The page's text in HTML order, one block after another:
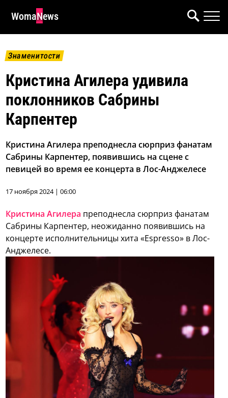
WomaNews
Знаменитости
Кристина Агилера удивила
поклонников Сабрины
Карпентер
Кристина Агилера преподнесла сюрприз фанатам
Сабрины Карпентер, появившись на сцене с
певицей во время ее концерта в Лос-Анджелесе
17 ноября 2024 | 06:00
Кристина Агилера преподнесла сюрприз фанатам
Сабрины Карпентер, неожиданно появившись на
концерте исполнительницы хита «Espresso» в Лос-
Анджелесе.